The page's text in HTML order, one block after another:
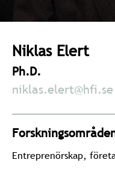
Niklas Elert
Ph.D.
niklas.elert@hfi.se
Entreprenörskap,